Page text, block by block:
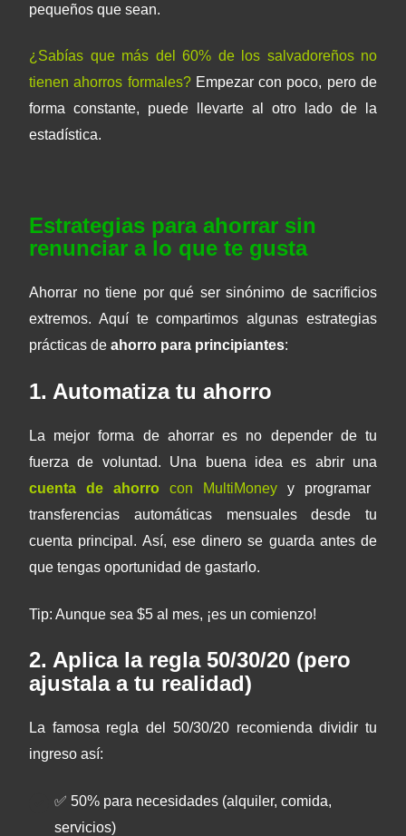
pequeños que sean.
¿Sabías que más del 60% de los salvadoreños no
tienen ahorros formales? Empezar con poco, pero de
forma constante, puede llevarte al otro lado de la
estadística.
Estrategias para ahorrar sin
renunciar a lo que te gusta
Ahorrar no tiene por qué ser sinónimo de sacrificios
extremos. Aquí te compartimos algunas estrategias
prácticas de ahorro para principiantes:
1. Automatiza tu ahorro
La mejor forma de ahorrar es no depender de tu
fuerza de voluntad. Una buena idea es abrir una
cuenta de ahorro con MultiMoney
y programar
transferencias automáticas mensuales desde tu
cuenta principal. Así, ese dinero se guarda antes de
que tengas oportunidad de gastarlo.
Tip: Aunque sea $5 al mes, ¡es un comienzo!
2. Aplica la regla 50/30/20 (pero
ajustala a tu realidad)
La famosa regla del 50/30/20recomienda dividir tu
ingreso así:
✅ 50% para necesidades (alquiler, comida,
servicios)